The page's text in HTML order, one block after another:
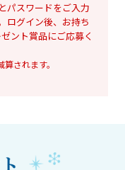
パスワードをご入力
ログイン後、お持ち
ント賞品にご応募く
されます。